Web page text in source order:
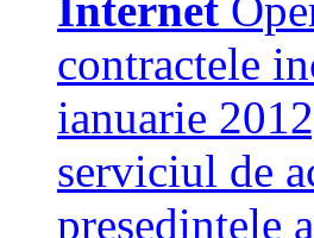
contractele
ianuarie
serviciul de
presedintele